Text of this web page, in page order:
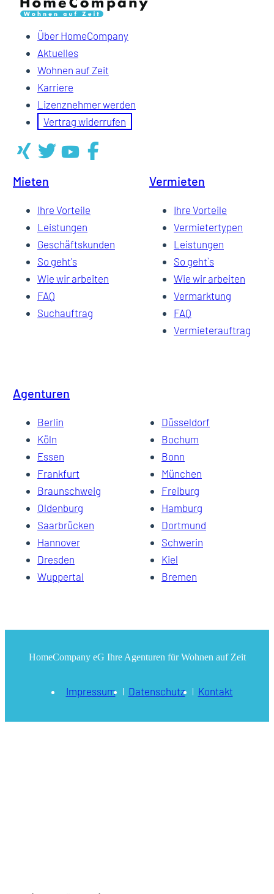
Über HomeCompany
Aktuelles
Wohnen auf Zeit
Karriere
Lizenznehmer werden
Vertrag widerrufen
Mieten
Ihre Vorteile
Leistungen
Geschäftskunden
So geht's
Wie wir arbeiten
FAQ
Suchauftrag
Vermieten
Ihre Vorteile
Vermietertypen
Leistungen
So geht`s
Wie wir arbeiten
Vermarktung
FAQ
Vermieterauftrag
Agenturen
Berlin
Düsseldorf
Köln
Bochum
Essen
Bonn
Frankfurt
München
Braunschweig
Freiburg
Oldenburg
Hamburg
Saarbrücken
Dortmund
Hannover
Schwerin
Dresden
Kiel
Wuppertal
Bremen
HomeCompany eG Ihre Agenturen für Wohnen auf Zeit
Impressum Datenschutz Kontakt